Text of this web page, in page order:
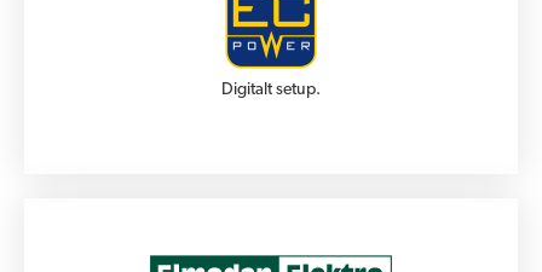
Digitalt setup.